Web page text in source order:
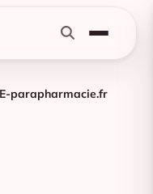
parapharmacie.fr